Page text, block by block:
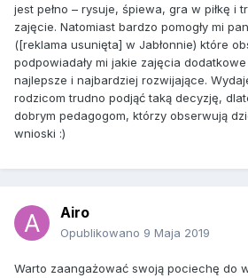
jest pełno – rysuje, śpiewa, gra w piłkę i
zajęcie. Natomiast bardzo pomogły mi
([reklama usunięta] w Jabłonnie) które
podpowiadały mi jakie zajęcia
najlepsze i najbardziej rozwijające.
rodzicom trudno podjąć taką decyzję,
dobrym pedagogom, którzy obserwują
wnioski :)
Airo
Opublikowano 9 Maja 2019
Warto zaangażować swoją pociechę do